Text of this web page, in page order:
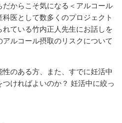
からこそ気になる＜アルコール
医として数多くのプロジェクト
ている竹内正人先生にお話しを
アルコール摂取のリスクについて
のある方、また、すでに妊活中
ければよいのか？ 妊活中に絞っ